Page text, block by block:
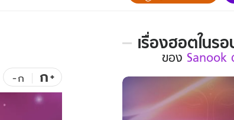
คลิป
พอดแคสต์
ฮาวทู
-ก ก+
เรื่องฮอตในร
เรื่อง
ใน
รอบ
ของ
ของ Sanook